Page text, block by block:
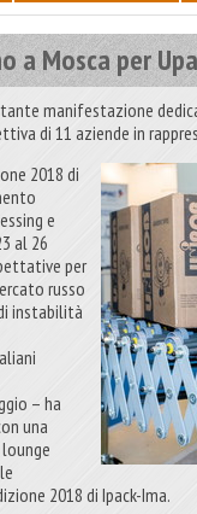
a Mosca per
manifestazione
di 11 aziende in
2018 di
e
al 26
per
russo
instabilità
– ha
una
2018 di Ipack-Ima.